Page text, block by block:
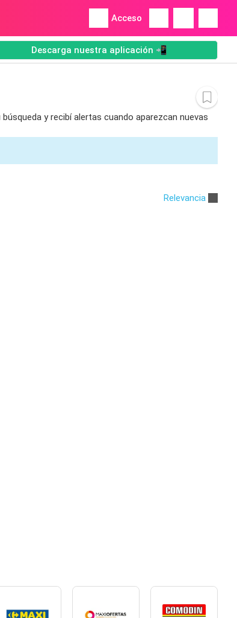
Acceso
Descarga nuestra aplicación 📲
y recibí alertas cuando aparezcan nuevas
Relevancia